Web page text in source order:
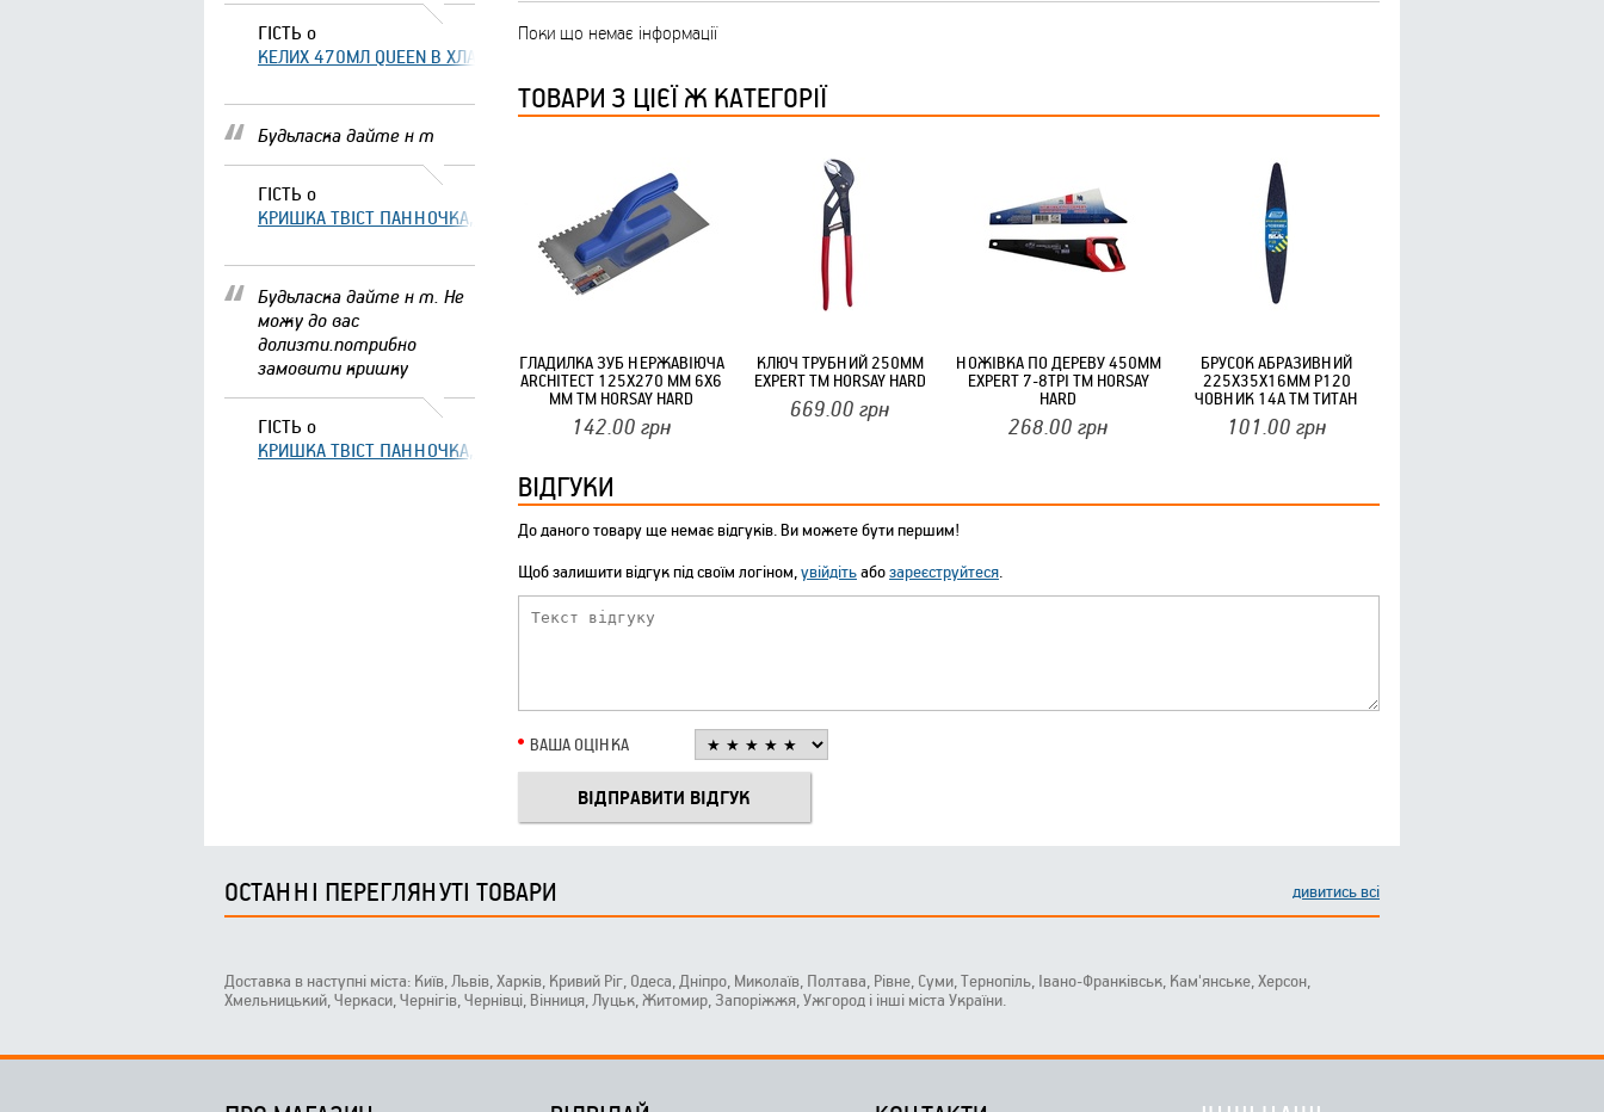
ГІСТЬ о
КЕЛИХ 470МЛ QUEEN В ХЛАМІНГО ТМ FARGLASS
Будьласка дайте н т
ГІСТЬ о
КРИШКА ТВІСТ ПАННОЧКА, ЩО ЗАКРУЧУЄТЬСЯ КОТИКИ (20ШТ/УП) ОФФ 82 ПАННОЧКА
Будьласка дайте н т. Не
можу до вас
долизти.потрибно
замовити кришку
ГІСТЬ о
КРИШКА ТВІСТ ПАННОЧКА, ЩО ЗАКРУЧУЄТЬСЯ КОТИКИ (20ШТ/УП) ОФФ 82 ПАННОЧКА
Поки що немає інформації
ТОВАРИ З ЦІЄЇ Ж КАТЕГОРІЇ
ГЛАДИЛКА ЗУБ НЕРЖАВІЮЧА
ARCHITECT 125Х270 ММ 6X6
ММ ТМ HORSAY HARD
142.00 грн
КЛЮЧ ТРУБНИЙ 250ММ
EXPERT ТМ HORSAY HARD
669.00 грн
НОЖІВКА ПО ДЕРЕВУ 450ММ
EXPERT 7-8TPI ТМ HORSAY
HARD
268.00 грн
БРУСОК АБРАЗИВНИЙ
225Х35Х16ММ P120
ЧОВНИК 14А ТМ ТИТАН
АБРАЗИВ
101.00 грн
ВІДГУКИ
До даного товару ще немає відгуків. Ви можете бути першим!
Щоб залишити відгук під своїм логіном,увійдітьабозареєструйтеся.
ВАША ОЦІНКА
ОСТАННІ ПЕРЕГЛЯНУТІ ТОВАРИ дивитись всі
Доставка в наступні міста: Київ, Львів, Харків, Кривий Ріг, Одеса, Дніпро, Миколаїв, Полтава, Рівне, Суми, Тернопіль, Івано-Франківськ, Кам'янське, Херсон,
Хмельницький, Черкаси, Чернігів, Чернівці, Вінниця, Луцьк, Житомир, Запоріжжя, Ужгород і інші міста України.